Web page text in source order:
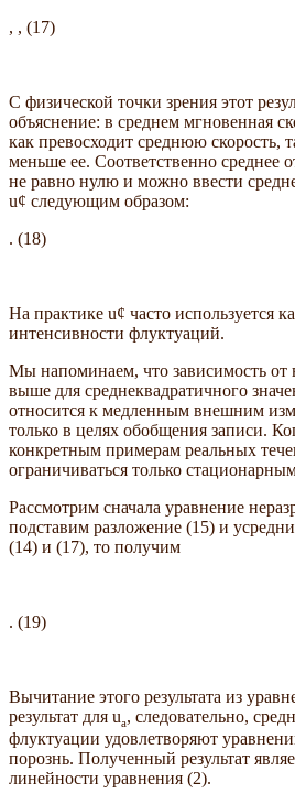
, , (17)
С физической точки зрения этот
объяснение: в среднем мгновенная
как превосходит среднюю скорость,
меньше ее. Соответственно среднее
не равно нулю и можно ввести
u¢ следующим образом:
. (18)
На практике u¢ часто используется
интенсивности флуктуаций.
Мы напоминаем, что зависимость от
выше для среднеквадратичного
относится к медленным внешним
только в целях обобщения записи.
конкретным примерам реальных
ограничиваться только
Рассмотрим сначала уравнение
подставим разложение (15) и
(14) и (17), то получим
. (19)
Вычитание этого результата из
результат для ua, следовательно,
флуктуации удовлетворяют
порознь. Полученный результат
линейности уравнения (2).